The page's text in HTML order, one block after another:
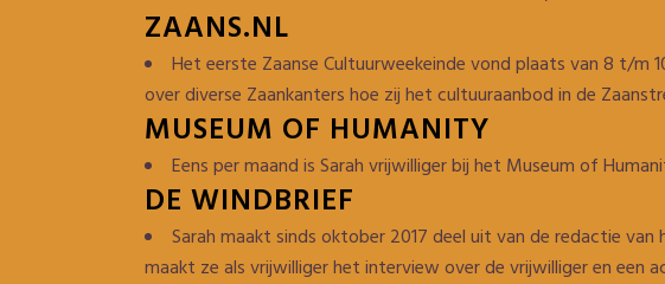
ZAANS.NL
Het eerste Zaanse Cultuurweekeinde vond plaats van 8 t/m
over diverse Zaankanters hoe zij het cultuuraanbod in de
MUSEUM OF HUMANITY
Eens per maand is Sarah vrijwilliger bij het Museum of
DE WINDBRIEF
Sarah maakt sinds oktober 2017 deel uit van de redactie
maakt ze als vrijwilliger het interview over de vrijwilliger en een